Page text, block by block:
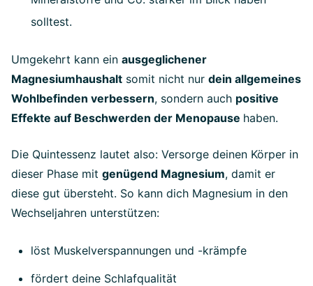
solltest.
Umgekehrt kann ein ausgeglichener
Magnesiumhaushalt somit nicht nur dein allgemeines
Wohlbefinden verbessern, sondern auch positive
Effekte auf Beschwerden der Menopause haben.
Die Quintessenz lautet also: Versorge deinen Körper in
dieser Phase mit genügend Magnesium, damit er
diese gut übersteht. So kann dich Magnesium in den
Wechseljahren unterstützen:
löst Muskelverspannungen und -krämpfe
fördert deine Schlafqualität